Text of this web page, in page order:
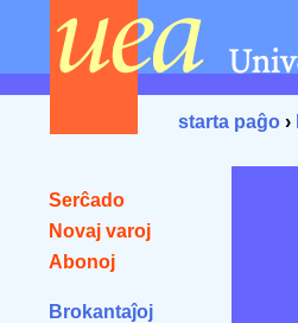
starta paĝo ›
Serĉado
Novaj varoj
Abonoj
Brokantaĵoj